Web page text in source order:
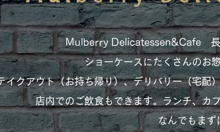
Mulberry Delicatessen&Cafe
ショーケースにたくさんのお
イクアウト（お持ち帰り）、デリバリー（宅配
店内でのご飲食もできます。ランチ、カ
なんでもまず